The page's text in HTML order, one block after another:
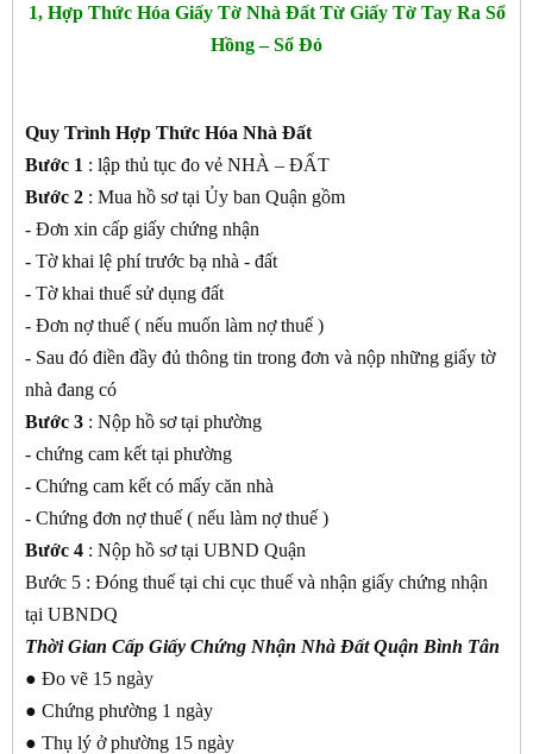
1, Hợp Thức Hóa Giấy Tờ Nhà Đất Từ Giấy Tờ Tay Ra Sổ
Hồng – Sổ Đỏ
Quy Trình Hợp Thức Hóa Nhà Đất
Bước 1 : lập thủ tục đo vẻ NHÀ – ĐẤT
Bước 2 : Mua hồ sơ tại Ủy ban Quận gồm
- Đơn xin cấp giấy chứng nhận
- Tờ khai lệ phí trước bạ nhà - đất
- Tờ khai thuế sử dụng đất
- Đơn nợ thuế ( nếu muốn làm nợ thuế )
- Sau đó điền đầy đủ thông tin trong đơn và nộp những giấy tờ
nhà đang có
Bước 3 : Nộp hồ sơ tại phường
- chứng cam kết tại phường
- Chứng cam kết có mấy căn nhà
- Chứng đơn nợ thuế ( nếu làm nợ thuế )
Bước 4 : Nộp hồ sơ tại UBND Quận
Bước 5 : Đóng thuế tại chi cục thuế và nhận giấy chứng nhận
tại UBNDQ
Thời Gian Cấp Giấy Chứng Nhận Nhà Đất Quận Bình Tân
● Đo vẽ 15 ngày
● Chứng phường 1 ngày
● Thụ lý ở phường 15 ngày